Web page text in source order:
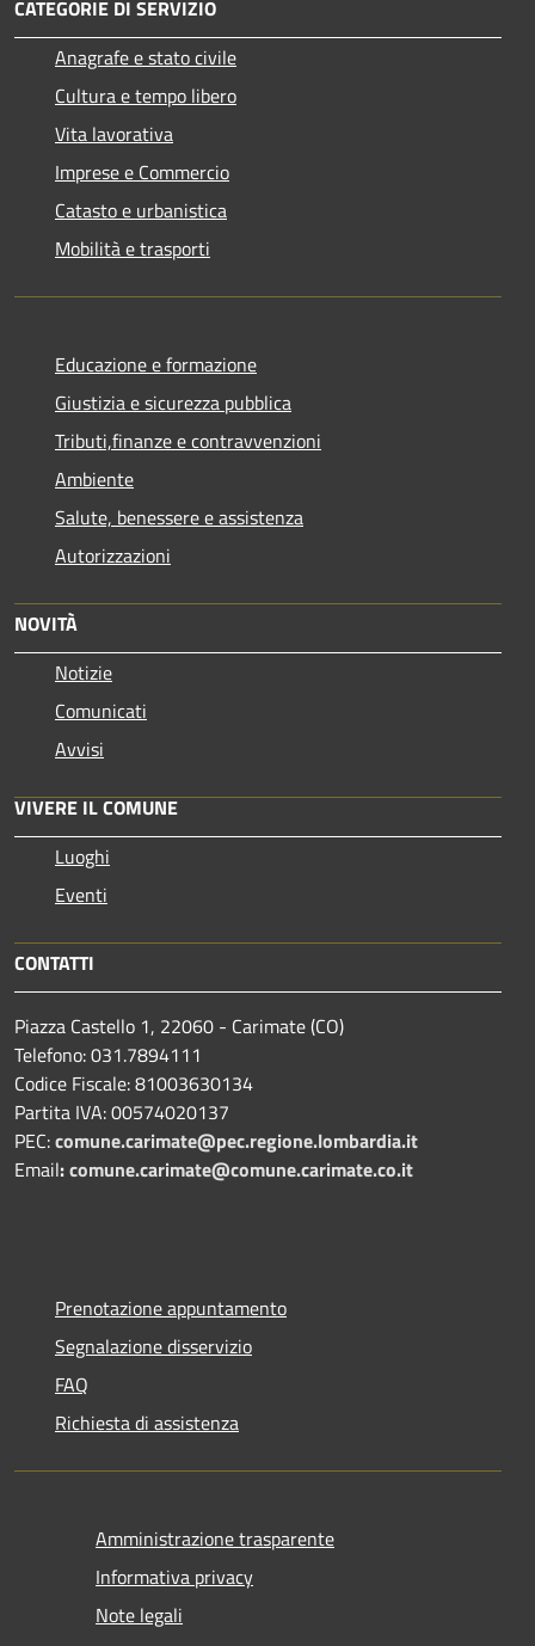
CATEGORIE DI SERVIZIO
Anagrafe e stato civile
Cultura e tempo libero
Vita lavorativa
Imprese e Commercio
Catasto e urbanistica
Mobilità e trasporti
Educazione e formazione
Giustizia e sicurezza pubblica
Tributi,finanze e contravvenzioni
Ambiente
Salute, benessere e assistenza
Autorizzazioni
NOVITÀ
Notizie
Comunicati
Avvisi
VIVERE IL COMUNE
Luoghi
Eventi
CONTATTI
Piazza Castello 1, 22060 - Carimate (CO)
Telefono: 031.7894111
Codice Fiscale: 81003630134
Partita IVA: 00574020137
PEC:comune.carimate@pec.regione.lombardia.it
Email:comune.carimate@comune.carimate.co.it
Prenotazione appuntamento
Segnalazione disservizio
FAQ
Richiesta di assistenza
Amministrazione trasparente
Informativa privacy
Note legali